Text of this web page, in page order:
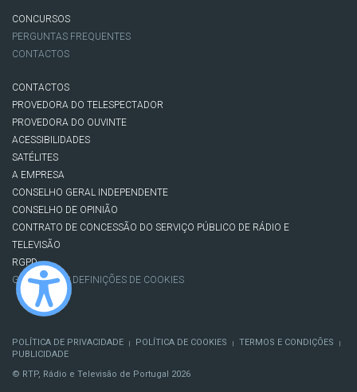
CONCURSOS
PERGUNTAS FREQUENTES
CONTACTOS
CONTACTOS
PROVEDORA DO TELESPECTADOR
PROVEDORA DO OUVINTE
ACESSIBILIDADES
SATÉLITES
A EMPRESA
CONSELHO GERAL INDEPENDENTE
CONSELHO DE OPINIÃO
CONTRATO DE CONCESSÃO DO SERVIÇO PÚBLICO DE RÁDIO E
TELEVISÃO
RGPD
GESTÃO DAS DEFINIÇÕES DE COOKIES
POLÍTICA DE PRIVACIDADE | POLÍTICA DE COOKIES | TERMOS E CONDIÇÕES |
PUBLICIDADE
© RTP, Rádio e Televisão de Portugal 2026